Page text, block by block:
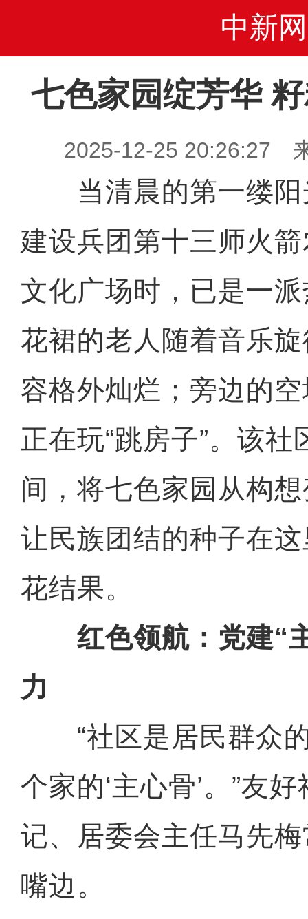
中新网
七色家园绽芳华
2025-12-25 20:26:27
当清晨的第一缕阳
建设兵团第十三师火
文化广场时，已是一
花裙的老人随着音乐
容格外灿烂；旁边的
正在玩“跳房子”。该
间，将七色家园从构
让民族团结的种子在
花结果。
红色领航：党建“
力
“社区是居民群众的
个家的‘主心骨’。”友
记、居委会主任马先
嘴边。